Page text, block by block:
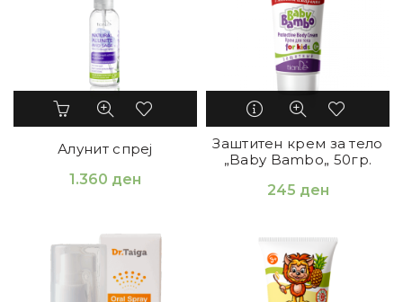
Алунит спреј
1.360 ден
Заштитен крем за тело
„Baby Bambo„ 50гр.
245 ден